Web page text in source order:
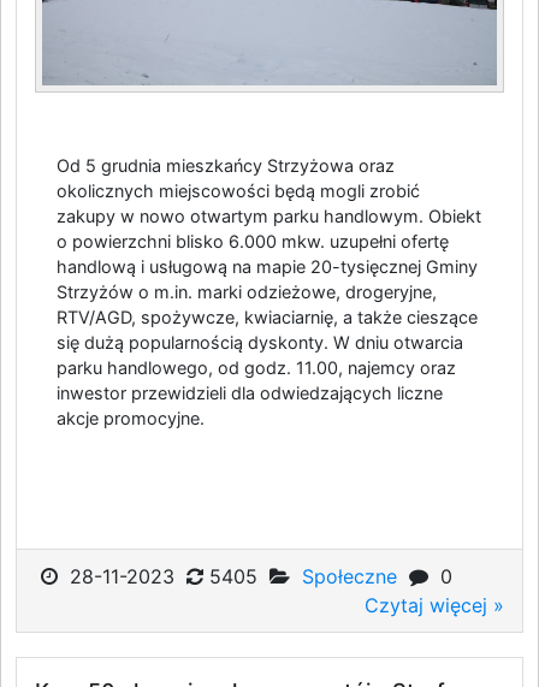
Od 5 grudnia mieszkańcy Strzyżowa oraz
okolicznych miejscowości będą mogli zrobić
zakupy w nowo otwartym parku handlowym. Obiekt
o powierzchni blisko 6.000 mkw. uzupełni ofertę
handlową i usługową na mapie 20-tysięcznej Gminy
Strzyżów o m.in. marki odzieżowe, drogeryjne,
RTV/AGD, spożywcze, kwiaciarnię, a także cieszące
się dużą popularnością dyskonty. W dniu otwarcia
parku handlowego, od godz. 11.00, najemcy oraz
inwestor przewidzieli dla odwiedzających liczne
akcje promocyjne.
28-11-2023 5405 Społeczne
0
Czytaj więcej »